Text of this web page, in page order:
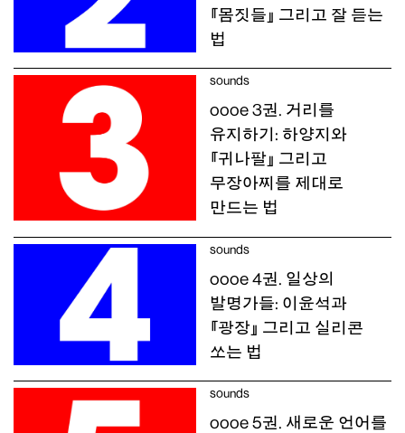
『몸짓들』 그리고 잘 듣는
법
sounds
oooe 3권. 거리를
유지하기: 하양지와
『귀나팔』 그리고
무장아찌를 제대로
만드는 법
sounds
oooe 4권. 일상의
발명가들: 이윤석과
『광장』 그리고 실리콘
쏘는 법
sounds
oooe 5권. 새로운 언어를